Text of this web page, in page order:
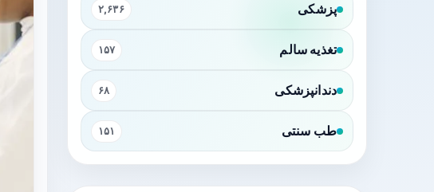
پزشکی ۲,۶۳۶
تغذیه سالم ۱۵۷
دندانپزشکی ۶۸
طب سنتی ۱۵۱